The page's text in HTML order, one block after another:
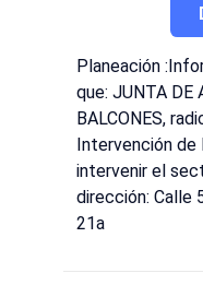
Planeación
que: JUNTA DE
BALCONES,
Intervención
intervenir el
dirección: Calle
21a